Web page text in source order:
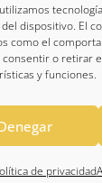
dispositivo. El
como el
o retirar
y funciones.
de privacidad